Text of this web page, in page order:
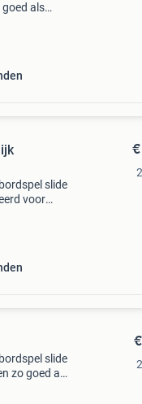
als
slide
voor
slide
zo goed als